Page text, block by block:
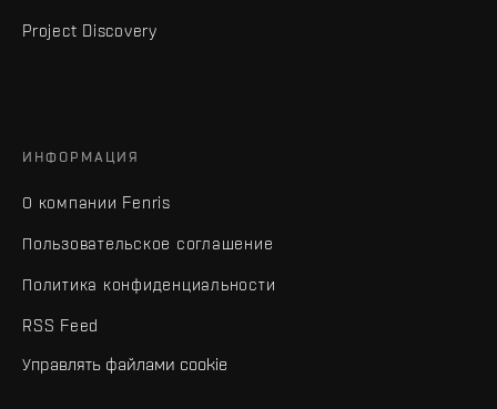
Project Discovery
ИНФОРМАЦИЯ
О компании Fenris
Пользовательское соглашение
Политика конфиденциальности
RSS Feed
Управлять файлами cookie